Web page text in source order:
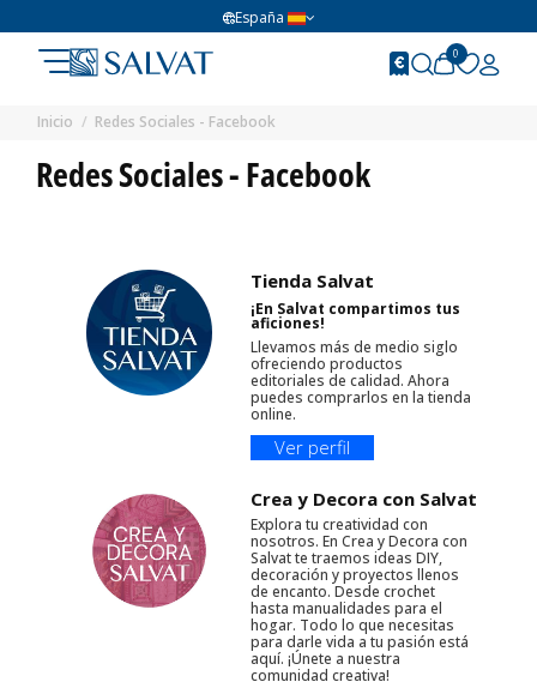
España
0
Inicio Redes Sociales - Facebook
Redes Sociales - Facebook
Tienda Salvat
¡En Salvat compartimos tus
aficiones!
Llevamos más de medio siglo
ofreciendo productos
editoriales de calidad. Ahora
puedes comprarlos en la tienda
online.
Ver perfil
Crea y Decora con Salvat
Explora tu creatividad con
nosotros. En Crea y Decora con
Salvat te traemos ideas DIY,
decoración y proyectos llenos
de encanto. Desde crochet
hasta manualidades para el
hogar. Todo lo que necesitas
para darle vida a tu pasión está
aquí. ¡Únete a nuestra
comunidad creativa!